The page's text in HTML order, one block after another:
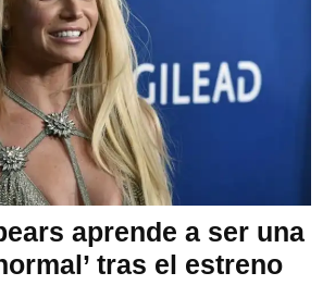
aprende a ser una
tras el estreno